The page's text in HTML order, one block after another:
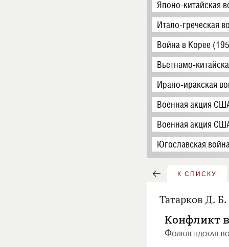
Японо-китайская
Итало-греческая
Война в Корее
Вьетнамо-
Ирано-иракская
Военная акция
Военная акция
Югославская
К СПИСКУ
Татарков Д. Б.
Конфликт
Фолклендская